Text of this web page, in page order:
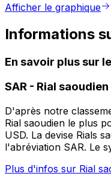
Afficher le graphique
Informations
En savoir plus sur
SAR - Rial saoudien
D'après notre
Rial saoudien le plus
USD. La devise Rials
Plus d'infos sur Rial